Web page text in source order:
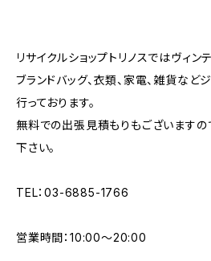
リサイクルショップトリノスではヴィン
ブランドバッグ、衣類、家電、雑貨な
行っております。
無料での出張見積もりもございますの
下さい。
TEL：03-6885-1766
営業時間：10:00〜20:00